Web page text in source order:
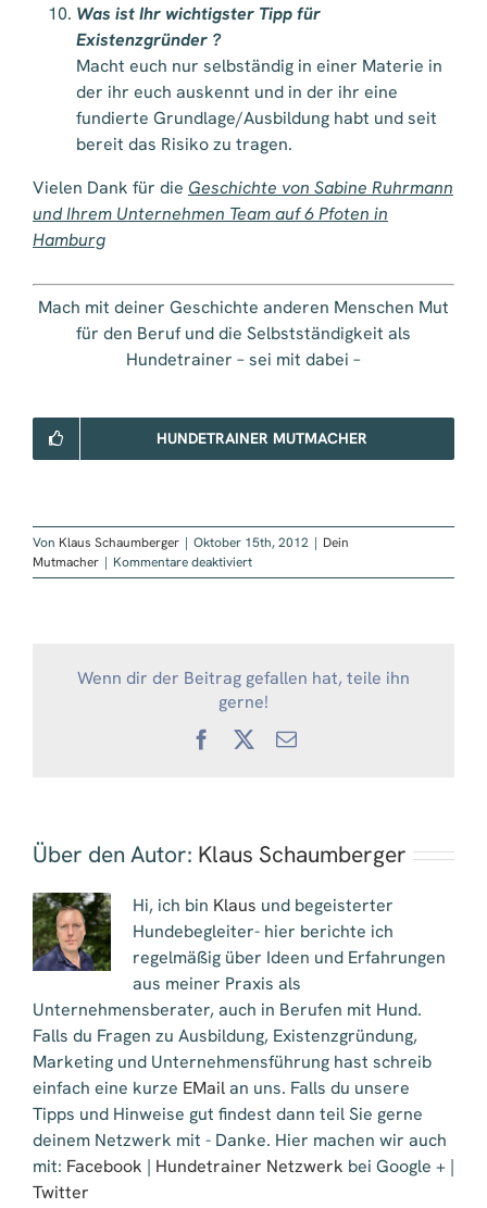
Was ist Ihr wichtigster Tipp für
Existenzgründer ?
Macht euch nur selbständig in einer Materie in
der ihr euch auskennt und in der ihr eine
fundierte Grundlage/Ausbildung habt und seit
bereit das Risiko zu tragen.
Vielen Dank für die Geschichte von Sabine Ruhrmann
und Ihrem Unternehmen Team auf 6 Pfoten in
Hamburg
Mach mit deiner Geschichte anderen Menschen Mut
für den Beruf und die Selbstständigkeit als
Hundetrainer – sei mit dabei –
HUNDETRAINER MUTMACHER
Von Klaus Schaumberger | Oktober 15th, 2012 | Dein
Mutmacher | Kommentare deaktiviertfür
Mutmacher
Wenn dir der Beitrag gefallen hat, teile ihn
gerne!
Facebook
X
E-
Über den Autor: Klaus Schaumberger
Hi, ich bin Klaus und begeisterter
Hundebegleiter- hier berichte ich
regelmäßig über Ideen und Erfahrungen
aus meiner Praxis als
Unternehmensberater, auch in Berufen mit Hund.
Falls du Fragen zu Ausbildung, Existenzgründung,
Marketing und Unternehmensführung hast schreib
einfach eine kurze EMailan uns. Falls du unsere
Tipps und Hinweise gut findest dann teil Sie gerne
deinem Netzwerk mit - Danke. Hier machen wir auch
mit: Facebook | Hundetrainer Netzwerk bei Google + |
Twitter